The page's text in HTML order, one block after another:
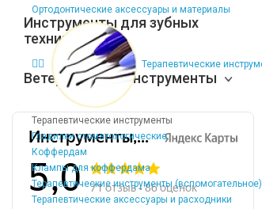
Ортодонтические аксессуары и материалы
Терапевтические
Терапевтические инструменты
Гладилки стоматологические
Коффердам
Клампы для коффердама
Терапевтические инструменты (вспомогательное)
Терапевтические аксессуары и расходники
Инструменты для зубных
техников
Ветеринарные инструменты